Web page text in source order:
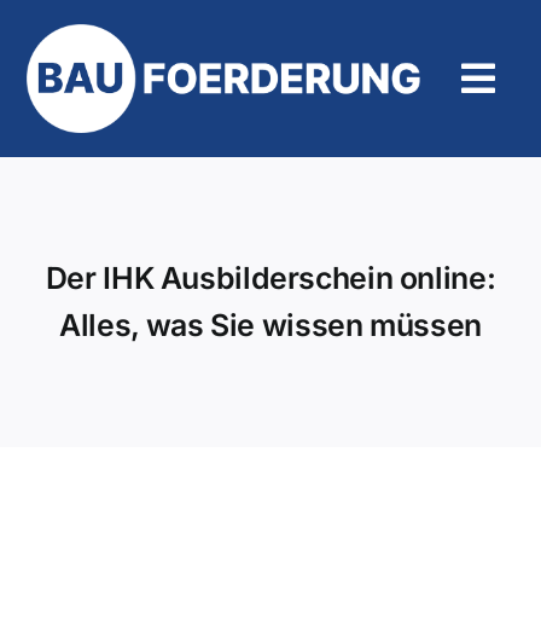
Inhalt
springen
Der IHK Ausbilderschein online:
Alles, was Sie wissen müssen